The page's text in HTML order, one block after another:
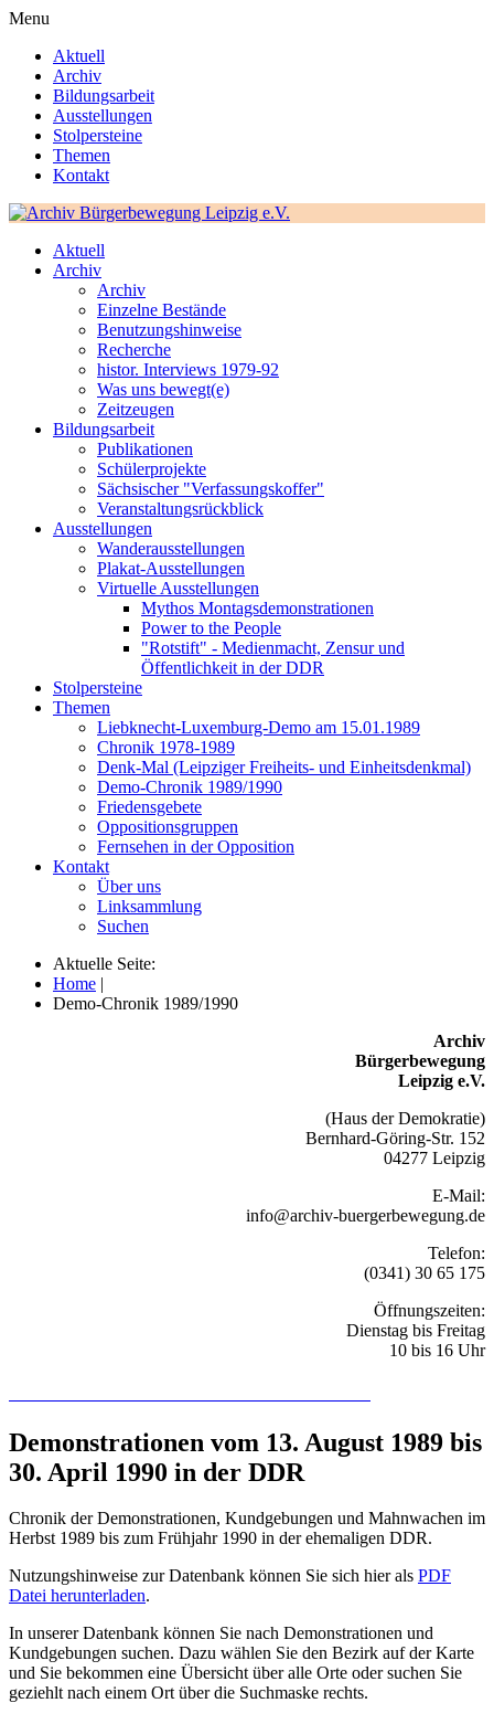
Menu
Aktuell
Archiv
Bildungsarbeit
Ausstellungen
Stolpersteine
Themen
Kontakt
Aktuell
Archiv
Archiv
Einzelne Bestände
Benutzungshinweise
Recherche
histor. Interviews 1979-92
Was uns bewegt(e)
Zeitzeugen
Bildungsarbeit
Publikationen
Schülerprojekte
Sächsischer "Verfassungskoffer"
Veranstaltungsrückblick
Ausstellungen
Wanderausstellungen
Plakat-Ausstellungen
Virtuelle Ausstellungen
Mythos Montagsdemonstrationen
Power to the People
"Rotstift" - Medienmacht, Zensur und
Öffentlichkeit in der DDR
Stolpersteine
Themen
Liebknecht-Luxemburg-Demo am 15.01.1989
Chronik 1978-1989
Denk-Mal (Leipziger Freiheits- und Einheitsdenkmal)
Demo-Chronik 1989/1990
Friedensgebete
Oppositionsgruppen
Fernsehen in der Opposition
Kontakt
Über uns
Linksammlung
Suchen
Aktuelle Seite:
Home |
Demo-Chronik 1989/1990
Archiv
Bürgerbewegung
Leipzig e.V.
(Haus der Demokratie)
Bernhard-Göring-Str. 152
04277 Leipzig
E-Mail:
info@archiv-buergerbewegung.de
Telefon:
(0341) 30 65 175
Öffnungszeiten:
Dienstag bis Freitag
10 bis 16 Uhr
Demonstrationen vom 13. August 1989 bis
30. April 1990 in der DDR
Chronik der Demonstrationen, Kundgebungen und Mahnwachen im
Herbst 1989 bis zum Frühjahr 1990 in der ehemaligen DDR.
Nutzungshinweise zur Datenbank können Sie sich hier als PDF
Datei herunterladen.
In unserer Datenbank können Sie nach Demonstrationen und
Kundgebungen suchen. Dazu wählen Sie den Bezirk auf der Karte
und Sie bekommen eine Übersicht über alle Orte oder suchen Sie
geziehlt nach einem Ort über die Suchmaske rechts.